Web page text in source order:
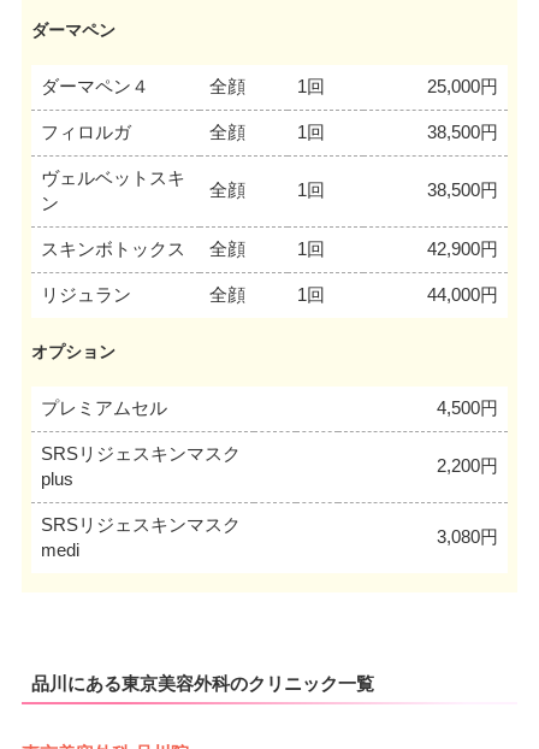
ダーマペン
ダーマペン４ 全顔 1回 25,000円
フィロルガ 全顔 1回 38,500円
ヴェルベットスキ
ン
全顔 1回 38,500円
スキンボトックス 全顔 1回 42,900円
リジュラン 全顔 1回 44,000円
オプション
プレミアムセル 4,500円
SRSリジェスキンマスク
plus
2,200円
SRSリジェスキンマスク
medi
3,080円
品川にある東京美容外科のクリニック一覧